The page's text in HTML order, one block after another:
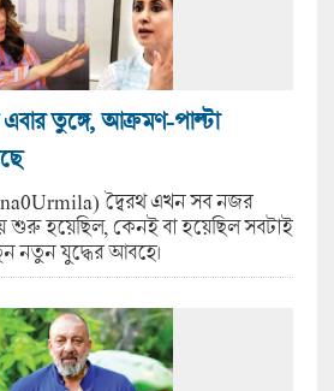
এবার তুঙ্গে, আক্রমণ-পাল্টা
দ্বৈরথ এখন সব নজর
শুরু হয়েছিল, কেনই বা হয়েছিল সবটাই
নতুন যুদ্ধের আবহে।